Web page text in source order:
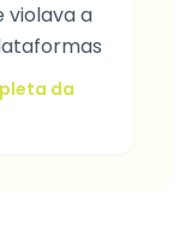
violava a
da